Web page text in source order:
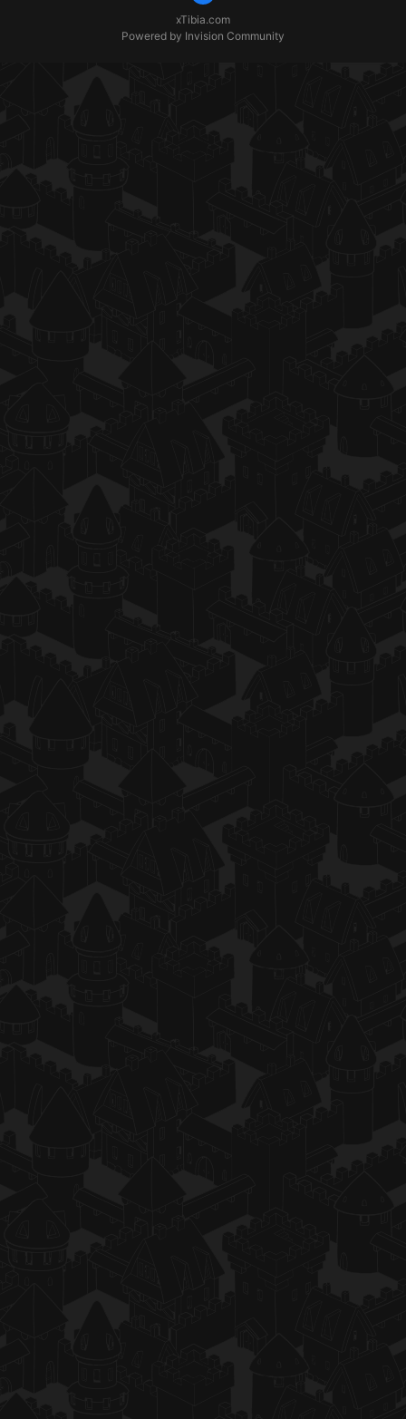
xTibia.com
Powered by Invision Community